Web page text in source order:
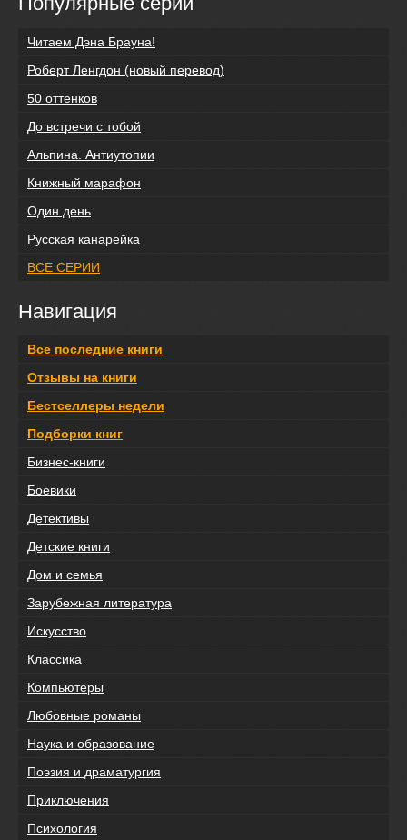
Читаем Дэна Брауна!
Роберт Ленгдон (новый перевод)
50 оттенков
До встречи с тобой
Альпина. Антиутопии
Книжный марафон
Один день
Русская канарейка
ВСЕ СЕРИИ
Навигация
Все последние книги
Отзывы на книги
Бестселлеры недели
Подборки книг
Бизнес-книги
Боевики
Детективы
Детские книги
Дом и семья
Зарубежная литература
Искусство
Классика
Компьютеры
Любовные романы
Наука и образование
Поэзия и драматургия
Приключения
Психология